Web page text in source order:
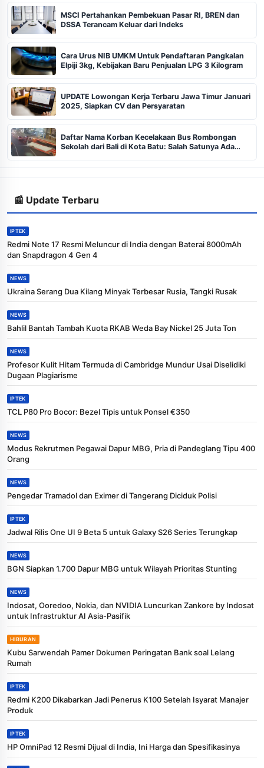
MSCI Pertahankan Pembekuan Pasar RI, BREN dan
DSSA Terancam Keluar dari Indeks
Cara Urus NIB UMKM Untuk Pendaftaran Pangkalan
Elpiji 3kg, Kebijakan Baru Penjualan LPG 3 Kilogram
UPDATE Lowongan Kerja Terbaru Jawa Timur Januari
2025, Siapkan CV dan Persyaratan
Daftar Nama Korban Kecelakaan Bus Rombongan
Sekolah dari Bali di Kota Batu: Salah Satunya Ada
📰 Update Terbaru
IPTEK
Redmi Note 17 Resmi Meluncur di India dengan Baterai 8000mAh
dan Snapdragon 4 Gen 4
NEWS
Ukraina Serang Dua Kilang Minyak Terbesar Rusia, Tangki Rusak
NEWS
Bahlil Bantah Tambah Kuota RKAB Weda Bay Nickel 25 Juta Ton
NEWS
Profesor Kulit Hitam Termuda di Cambridge Mundur Usai Diselidiki
Dugaan Plagiarisme
IPTEK
TCL P80 Pro Bocor: Bezel Tipis untuk Ponsel €350
NEWS
Modus Rekrutmen Pegawai Dapur MBG, Pria di Pandeglang Tipu 400
Orang
NEWS
Pengedar Tramadol dan Eximer di Tangerang Diciduk Polisi
IPTEK
Jadwal Rilis One UI 9 Beta 5 untuk Galaxy S26 Series Terungkap
NEWS
BGN Siapkan 1.700 Dapur MBG untuk Wilayah Prioritas Stunting
NEWS
Indosat, Ooredoo, Nokia, dan NVIDIA Luncurkan Zankore by Indosat
untuk Infrastruktur AI Asia-Pasifik
HIBURAN
Kubu Sarwendah Pamer Dokumen Peringatan Bank soal Lelang
Rumah
IPTEK
Redmi K200 Dikabarkan Jadi Penerus K100 Setelah Isyarat Manajer
Produk
IPTEK
HP OmniPad 12 Resmi Dijual di India, Ini Harga dan Spesifikasinya